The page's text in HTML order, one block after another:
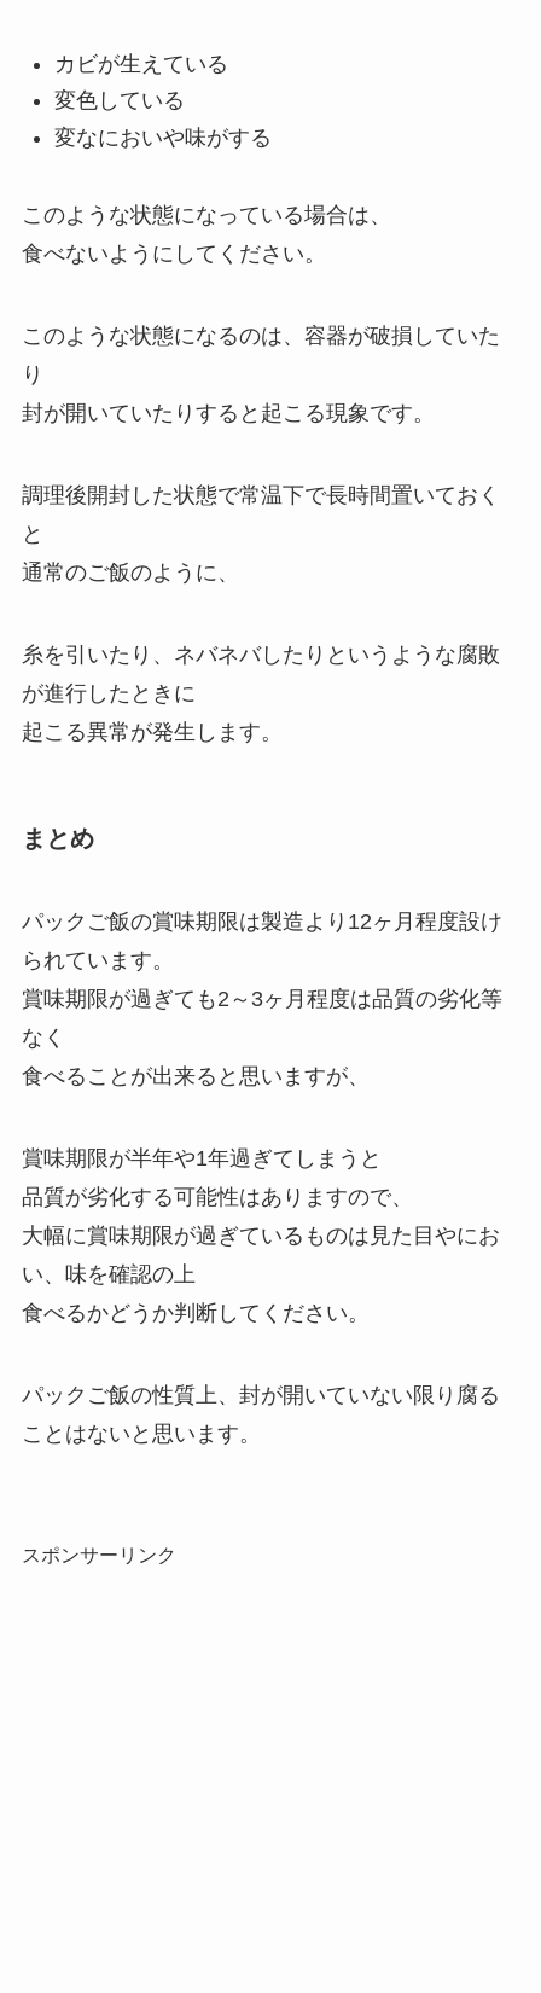
カビが生えている
変色している
変なにおいや味がする
このような状態になっている場合は、
食べないようにしてください。
このような状態になるのは、容器が破損していた
り
封が開いていたりすると起こる現象です。
調理後開封した状態で常温下で長時間置いておく
と
通常のご飯のように、
糸を引いたり、ネバネバしたりというような腐敗
が進行したときに
起こる異常が発生します。
まとめ
パックご飯の賞味期限は製造より12ヶ月程度設け
られています。
賞味期限が過ぎても2～3ヶ月程度は品質の劣化等
なく
食べることが出来ると思いますが、
賞味期限が半年や1年過ぎてしまうと
品質が劣化する可能性はありますので、
大幅に賞味期限が過ぎているものは見た目やにお
い、味を確認の上
食べるかどうか判断してください。
パックご飯の性質上、封が開いていない限り腐る
ことはないと思います。
スポンサーリンク